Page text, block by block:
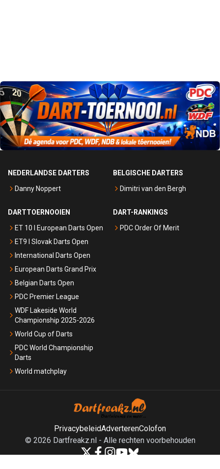
NEDERLANDSE DARTERS
Danny Noppert
BELGISCHE DARTERS
Dimitri van den Bergh
DARTTOERNOOIEN
ET 10 I European Darts Open
ET9 I Slovak Darts Open
International Darts Open
European Darts Grand Prix
Belgian Darts Open
PDC Premier League
WDF Lakeside World
Championship 2025-2026
World Cup of Darts
PDC World Championship
Darts
World matchplay
DART-RANKINGS
PDC Order Of Merit
PrivacybeleidAdverterenColofon
© 2026 Dartfreakz.nl- Alle rechten voorbehouden